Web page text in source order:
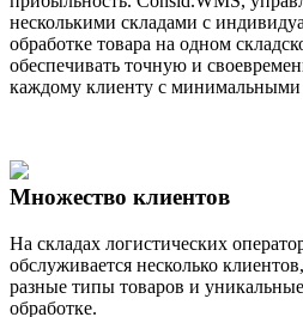
несколькими складами с
обработке товара на одном
обеспечивать точную и
каждому клиенту с минимальными
Множество клиентов
На складах логистических
обслуживается несколько
разные типы товаров и
обработке.